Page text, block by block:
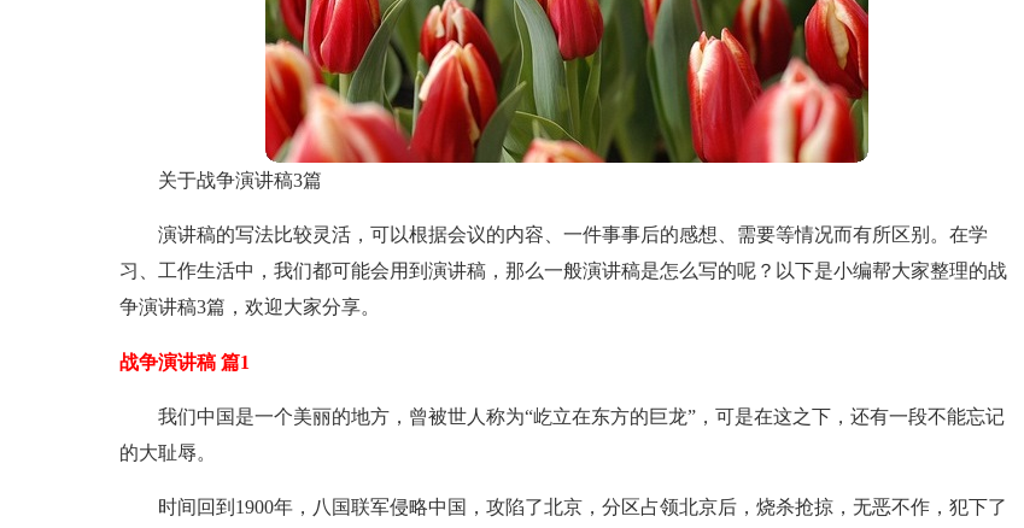
关于战争演讲稿3篇
演讲稿的写法比较灵活，可以根据会议的内容、一件事事后的感想、需要等情况而有所区别。在学
习、工作生活中，我们都可能会用到演讲稿，那么一般演讲稿是怎么写的呢？以下是小编帮大家整理的战
争演讲稿3篇，欢迎大家分享。
战争演讲稿 篇1
我们中国是一个美丽的地方，曾被世人称为“屹立在东方的巨龙”，可是在这之下，还有一段不能忘记
的大耻辱。
时间回到1900年，八国联军侵略中国，攻陷了北京，分区占领北京后，烧杀抢掠，无恶不作，犯下了